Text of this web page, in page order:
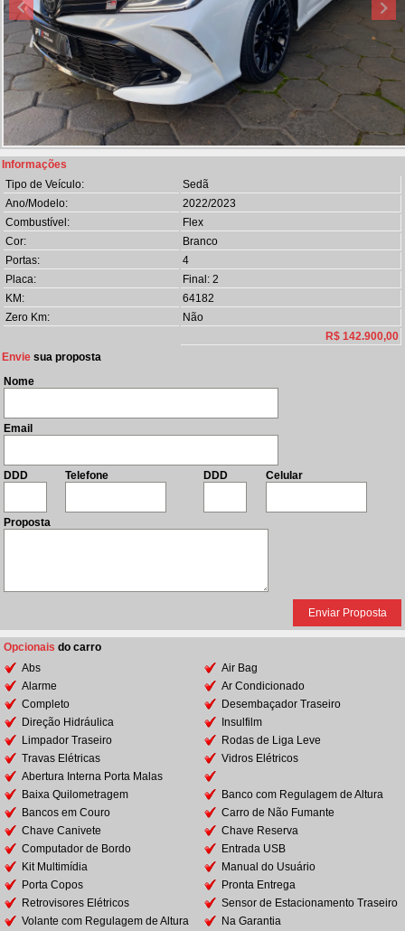
Informações
Tipo de Veículo:
Sedã
Ano/Modelo:
2022/2023
Combustível:
Flex
Cor:
Branco
Portas:
4
Placa:
Final: 2
KM:
64182
Zero Km:
Não
R$ 142.900,00
Envie sua proposta
Nome
Email
DDD Telefone DDD Celular
Proposta
Opcionais do carro
Abs
Air Bag
Alarme
Ar Condicionado
Completo
Desembaçador Traseiro
Direção Hidráulica
Insulfilm
Limpador Traseiro
Rodas de Liga Leve
Travas Elétricas
Vidros Elétricos
Abertura Interna Porta Malas
Baixa Quilometragem
Banco com Regulagem de Altura
Bancos em Couro
Carro de Não Fumante
Chave Canivete
Chave Reserva
Computador de Bordo
Entrada USB
Kit Multimídia
Manual do Usuário
Porta Copos
Pronta Entrega
Retrovisores Elétricos
Sensor de Estacionamento Traseiro
Volante com Regulagem de Altura
Na Garantia